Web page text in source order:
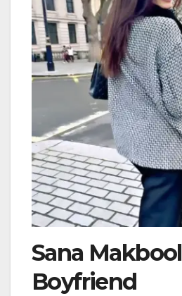
Sana Makbool
Boyfriend